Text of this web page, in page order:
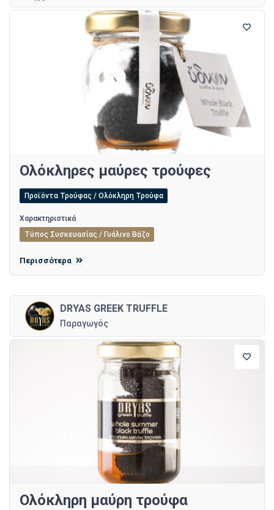
Ολόκληρες μαύρες τρούφες
Προϊόντα Τρούφας / Ολόκληρη Τρούφα
Χαρακτηριστικά
Τύπος Συσκευασίας / Γυάλινο Βάζο
Περισσότερα
DRYAS GREEK TRUFFLE
Παραγωγός
Ολόκληρη μαύρη τρούφα